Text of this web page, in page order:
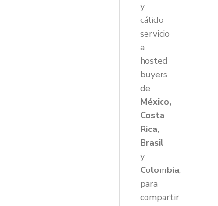
y
cálido
servicio
a
hosted
buyers
de
México,
Costa
Rica,
Brasil
y
Colombia,
para
compartir